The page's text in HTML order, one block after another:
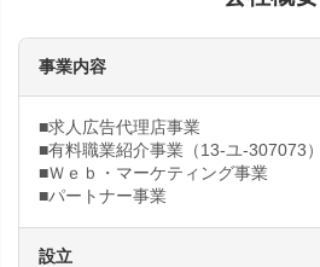
事業内容
■求人広告代理店事業
■有料職業紹介事業（13-ユ-307073）
■Ｗｅｂ・マーケティング事業
■パートナー事業
設立